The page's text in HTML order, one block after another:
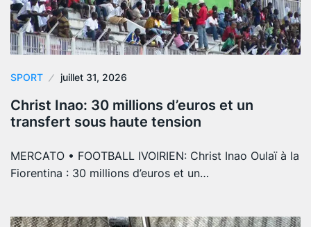
SPORT juillet 31, 2026
Christ Inao: 30 millions d’euros et un
transfert sous haute tension
MERCATO • FOOTBALL IVOIRIEN: Christ Inao Oulaï à la
Fiorentina : 30 millions d’euros et un…